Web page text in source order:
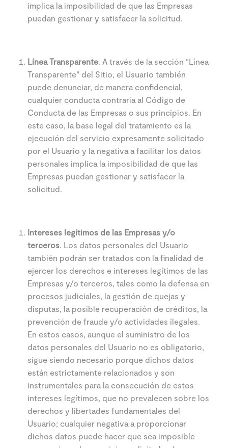
implica la imposibilidad de que las Empresas
puedan gestionar y satisfacer la solicitud.
Línea Transparente. A través de la sección “Línea
Transparente” del Sitio, el Usuario también
puede denunciar, de manera confidencial,
cualquier conducta contraria al Código de
Conducta de las Empresas o sus principios. En
este caso, la base legal del tratamiento es la
ejecución del servicio expresamente solicitado
por el Usuario y la negativa a facilitar los datos
personales implica la imposibilidad de que las
Empresas puedan gestionar y satisfacer la
solicitud.
Intereses legítimos de las Empresas y/o
terceros. Los datos personales del Usuario
también podrán ser tratados con la finalidad de
ejercer los derechos e intereses legítimos de las
Empresas y/o terceros, tales como la defensa en
procesos judiciales, la gestión de quejas y
disputas, la posible recuperación de créditos, la
prevención de fraude y/o actividades ilegales.
En estos casos, aunque el suministro de los
datos personales del Usuario no es obligatorio,
sigue siendo necesario porque dichos datos
están estrictamente relacionados y son
instrumentales para la consecución de estos
intereses legítimos, que no prevalecen sobre los
derechos y libertades fundamentales del
Usuario; cualquier negativa a proporcionar
dichos datos puede hacer que sea imposible